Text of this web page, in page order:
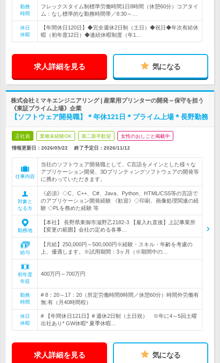
勤務
時間
フレックスタイム制標準労働時間1日8時間（休憩60分）コアタイ
ム：なし標準的な勤務時間帯／8:30～…
休日
休暇
【年間休日120日】◆完全週休2日制（土日）◆祝日◆年次有給休
暇（初年度12日）◆連続休暇制度（年1…
求人詳細を見る 気になる
株式会社ミマキエンジニアリング | 産業用プリンターの開発～保守を担う
《東証プライム上場》企業
【ソフトウェア開発職】＊年休121日＊プライム上場＊長野勤務
正社員 業種未経験OK 第二新卒歓迎 女性のおしごと掲載中
情報更新日：2026/05/22 終了予定日： 2026/11/12
仕事内容
当社のソフトウェア開発職として、C言語をメインとした様々な
アプリケーション開発、3Dプリンティングソフトウェアの開発等
に携わっていただきます。
対象と
なる方
《必須》◇C、C++、C#、Java、Python、HTML/CSS等の言語で
のアプリケーション開発経験 《歓迎》◇印刷、画像処理関連の経
験 ◇PLを務めた経験 等
勤務地
【本社】 長野県東御市滋野乙2182-3 【雇入れ直後】上記事業所
【変更の範囲】会社の定める各事…
給与
【月給】250,000円～500,000円※経験・スキル・年齢を考慮の
上、優遇します。※試用期間：3ヶ月（※期間中の…
初年度
年収
400万円～700万円
勤務
時間
# 8：20～17：20（所定労働時間8時間／休憩60分）時間外労働有
無:有（月40時間程）
休日
休暇
# 【年間休日121日】# 週休2日制（土日祝） ※年に4～5回土曜
出社あり* GW休暇* 夏季休暇…
求人詳細を見る 気になる